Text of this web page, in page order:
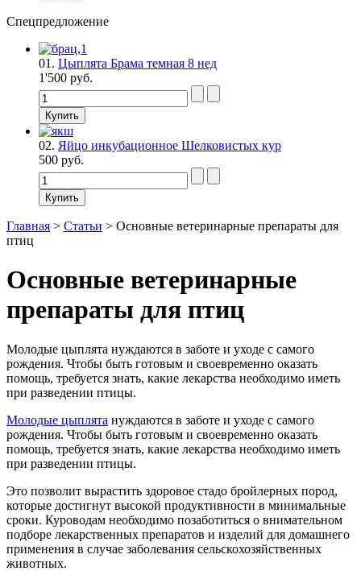
Спецпредложение
01. Цыплята Брама темная 8 нед
1'500 руб.
02. Яйцо инкубационное Шелковистых кур
500 руб.
Главная > Статьи > Основные ветеринарные препараты для
птиц
Основные ветеринарные
препараты для птиц
Молодые цыплята нуждаются в заботе и уходе с самого
рождения. Чтобы быть готовым и своевременно оказать
помощь, требуется знать, какие лекарства необходимо иметь
при разведении птицы.
Молодые цыплята нуждаются в заботе и уходе с самого
рождения. Чтобы быть готовым и своевременно оказать
помощь, требуется знать, какие лекарства необходимо иметь
при разведении птицы.
Это позволит вырастить здоровое стадо бройлерных пород,
которые достигнут высокой продуктивности в минимальные
сроки. Куроводам необходимо позаботиться о внимательном
подборе лекарственных препаратов и изделий для домашнего
применения в случае заболевания сельскохозяйственных
животных.